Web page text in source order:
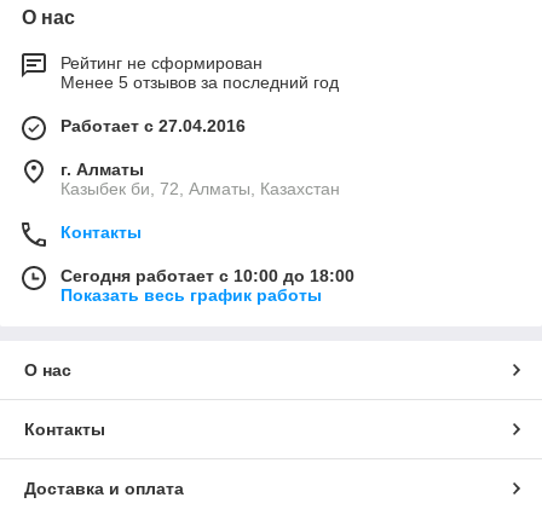
О нас
Рейтинг не сформирован
Менее 5 отзывов за последний год
Работает с 27.04.2016
г. Алматы
Казыбек би, 72, Алматы, Казахстан
Контакты
Сегодня работает с 10:00 до 18:00
Показать весь график работы
О нас
Контакты
Доставка и оплата